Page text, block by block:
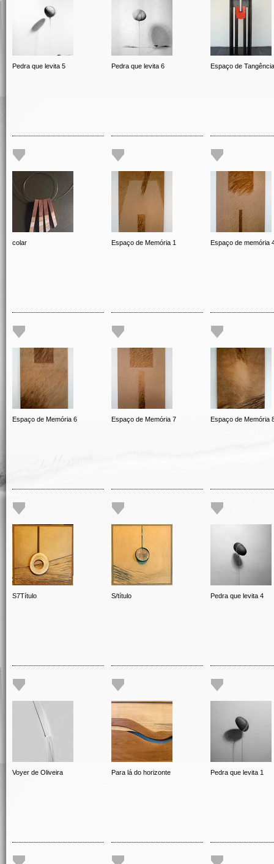
Pedra que levita 5 Pedra que levita 6 Espaço de Tangência
colar Espaço de Memória 1 Espaço de memória
Espaço de Memória 6 Espaço de Memória 7 Espaço de Memória
S7Título S/título Pedra que levita 4
Voyer de Oliveira Para lá do horizonte Pedra que levita 1